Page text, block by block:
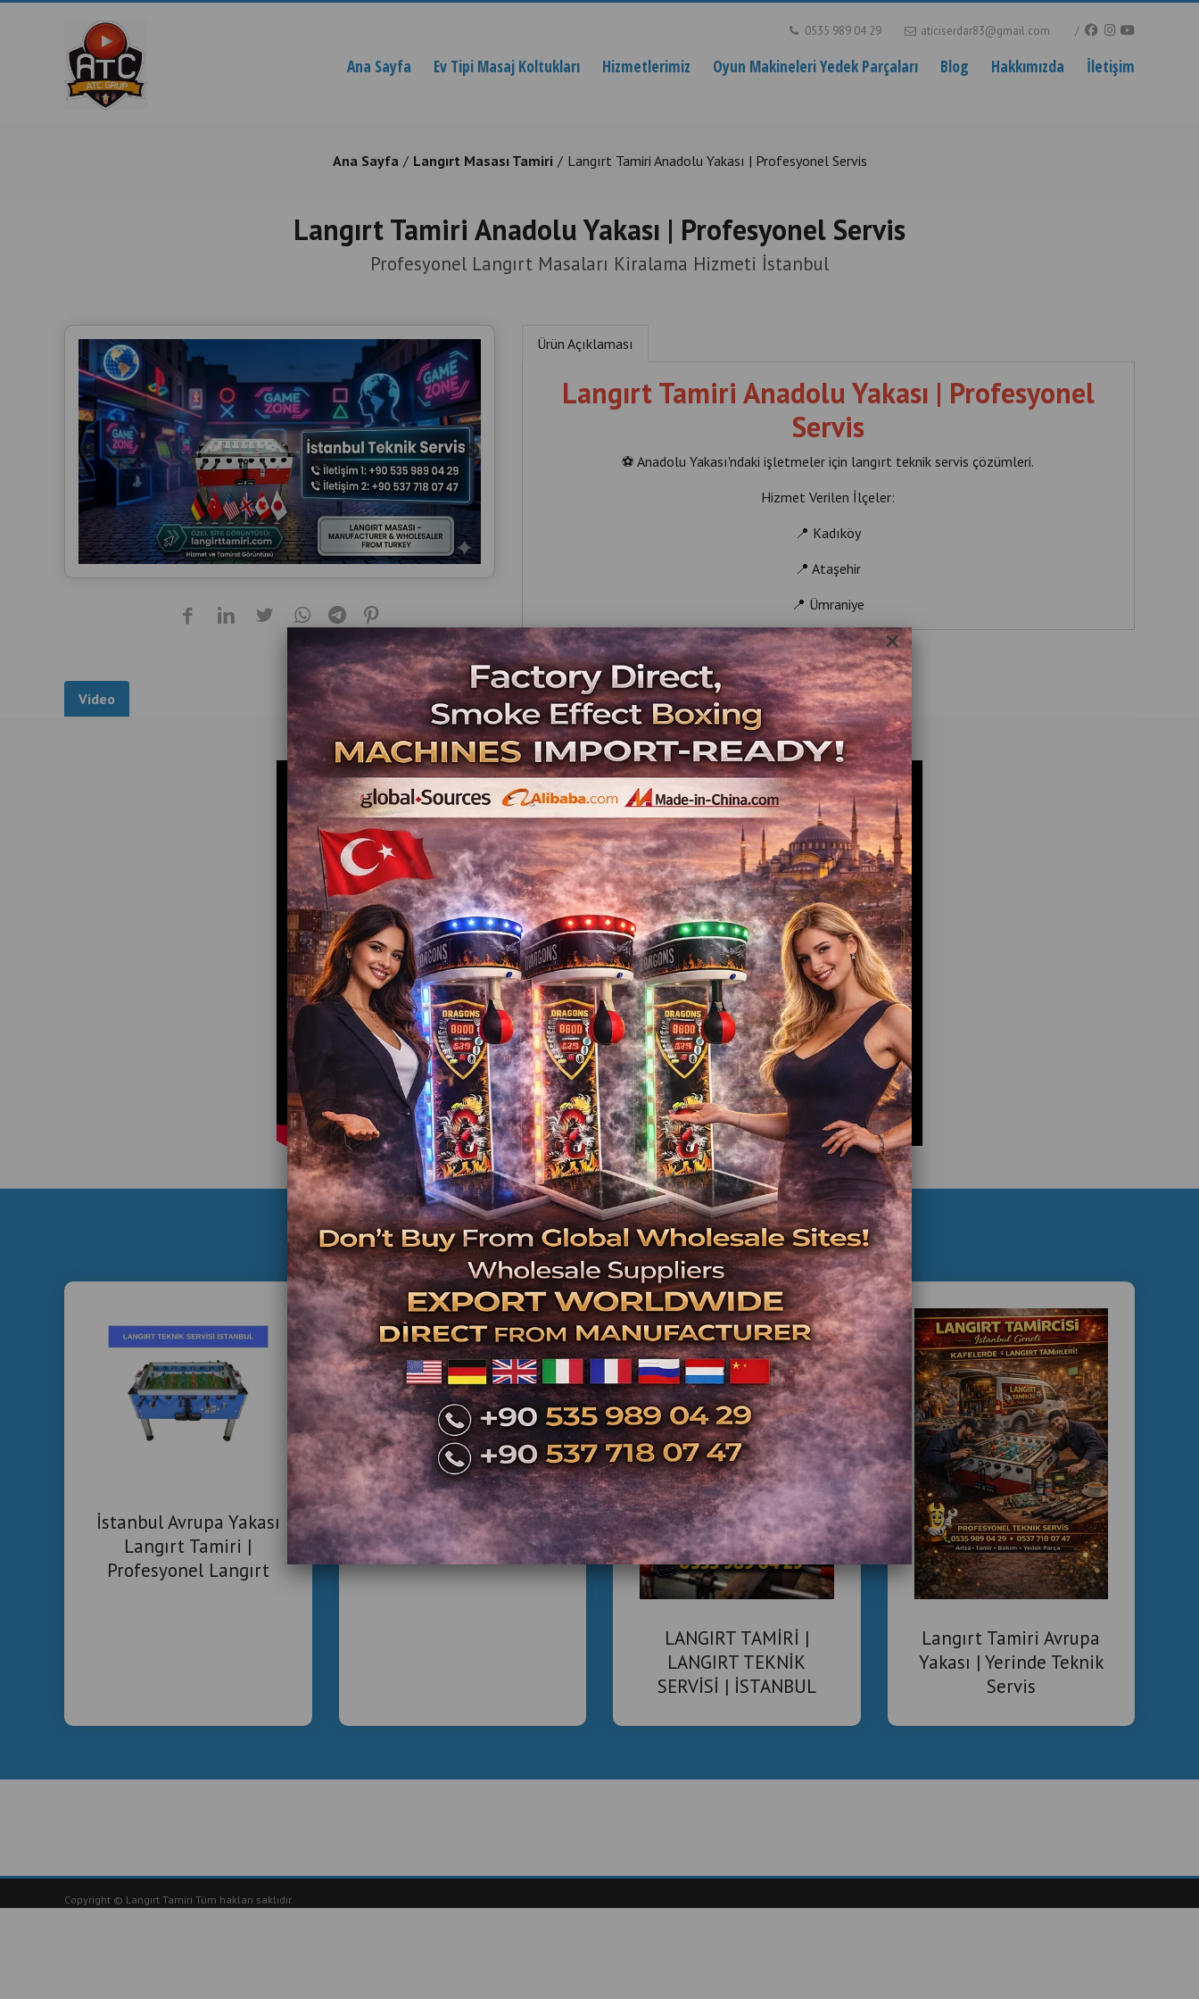
×
0535 989 04 29 aticiserdar83@gmail.com
Ana Sayfa Ev Tipi Masaj Koltukları Hizmetlerimiz Oyun Makineleri Yedek Parçaları Blog Hakkımızda İletişim
Ana Sayfa Langırt Masası Tamiri Langırt Tamiri Anadolu Yakası | Profesyonel Servis
Langırt Tamiri Anadolu Yakası | Profesyonel Servis
Profesyonel Langırt Masaları Kiralama Hizmeti İstanbul
Ürün Açıklaması
Langırt Tamiri Anadolu Yakası | Profesyonel
Servis
⚽ Anadolu Yakası'ndaki işletmeler için langırt teknik servis çözümleri.
Hizmet Verilen İlçeler:
📍 Kadıköy
📍 Ataşehir
📍 Ümraniye
📍 Kartal
📍 Pendik
📍 Maltepe
📍 Tuzla
✔ Yerinde teknik servis
✔ Yedek parça desteği
✔ Düzenli bakım hizmeti
📞 0535 989 04 29
📞 0537 718 07 47
Langırt Tamiri , Langırt Teknik Servisi , Langırt Kiralama , Satılık Langırt Masaları , Jetonlu
Langırt Sistemleri , Langırt Yedek Parçaları, İşletmelere Langırt Kurulumu
Video
İlgili Ürünler
İstanbul Avrupa Yakası
Langırt Tamiri |
Profesyonel Langırt
Beylikdüzü Langırt
Tamiri | Profesyonel
Teknik Servis ve Yedek
Parça
LANGIRT TAMİRİ |
LANGIRT TEKNİK
SERVİSİ | İSTANBUL
Langırt Tamiri Avrupa
Yakası | Yerinde Teknik
Servis
Copyright © Langırt Tamiri Tüm hakları saklıdır.